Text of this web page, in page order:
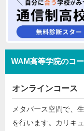
WAM高等学院のコ
オンラインコース
メタバース空間で、
を行います。カリキ